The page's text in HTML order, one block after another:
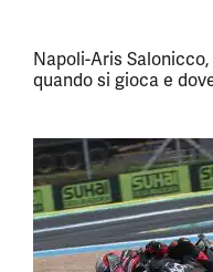
Napoli-Aris
quando si gioca e